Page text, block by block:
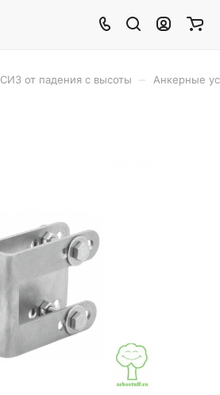
СИЗ от падения с высоты Анкерные